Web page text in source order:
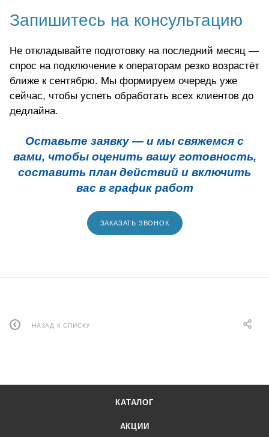
Запишитесь на консультацию
Не откладывайте подготовку на последний месяц —
спрос на подключение к операторам резко возрастёт
ближе к сентябрю. Мы формируем очередь уже
сейчас, чтобы успеть обработать всех клиентов до
дедлайна.
Оставьте заявку — и мы свяжемся с
вами, чтобы оценить вашу готовность,
составить план действий и включить
вас в график работ
ЗАКАЗАТЬ ЗВОНОК
НАЗАД К СПИСКУ
КАТАЛОГ
АКЦИИ